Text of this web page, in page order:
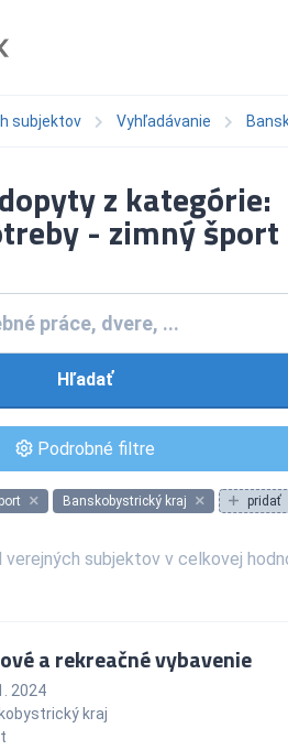
subjektov Vyhľadávanie
z kategórie:
- zimný šport
Hľadať
Podrobné filtre
Banskobystrický kraj
pridať
verejných subjektov v celkovej
a rekreačné vybavenie
2024
kraj